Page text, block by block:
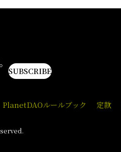
SUBSCRIBE
PlanetDAOルールブック 定款